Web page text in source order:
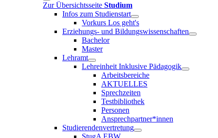
Zur Übersichtsseite Studium
Infos zum Studienstart
Vorkurs Los geht's
Erziehungs- und Bildungswissenschaften
Bachelor
Master
Lehramt
Lehreinheit Inklusive Pädagogik
Arbeitsbereiche
AKTUELLES
Sprechzeiten
Testbibliothek
Personen
Ansprechpartner*innen
Studierendenvertretung
StugA EBW